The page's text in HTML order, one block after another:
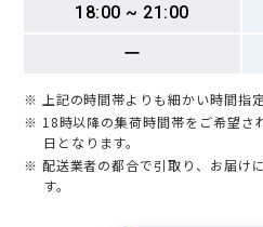
18:00 ~ 21:00
ー
※ 上記の時間帯よりも細かい時間指
※ 18時以降の集荷時間帯をご希望さ
日となります。
※ 配送業者の都合で引取り、お届け
す。